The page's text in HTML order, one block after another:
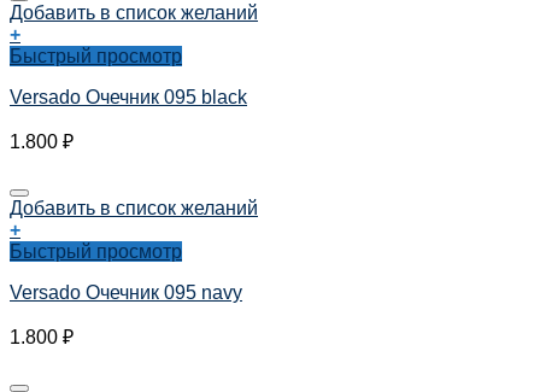
Добавить в список желаний
+
Быстрый просмотр
Versado Очечник 095 black
1.800 ₽
Добавить в список желаний
+
Быстрый просмотр
Versado Очечник 095 navy
1.800 ₽